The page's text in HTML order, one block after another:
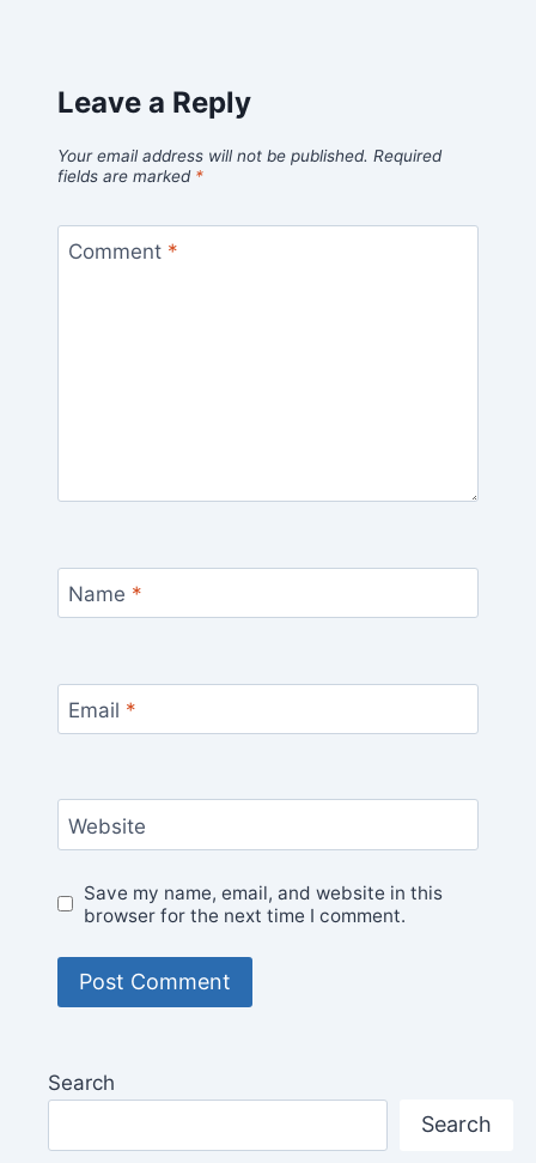
Leave a Reply
Your email address will not be published. Required
fields are marked *
Comment *
Name *
Email *
Website
Save my name, email, and website in this
browser for the next time I comment.
Search
Search